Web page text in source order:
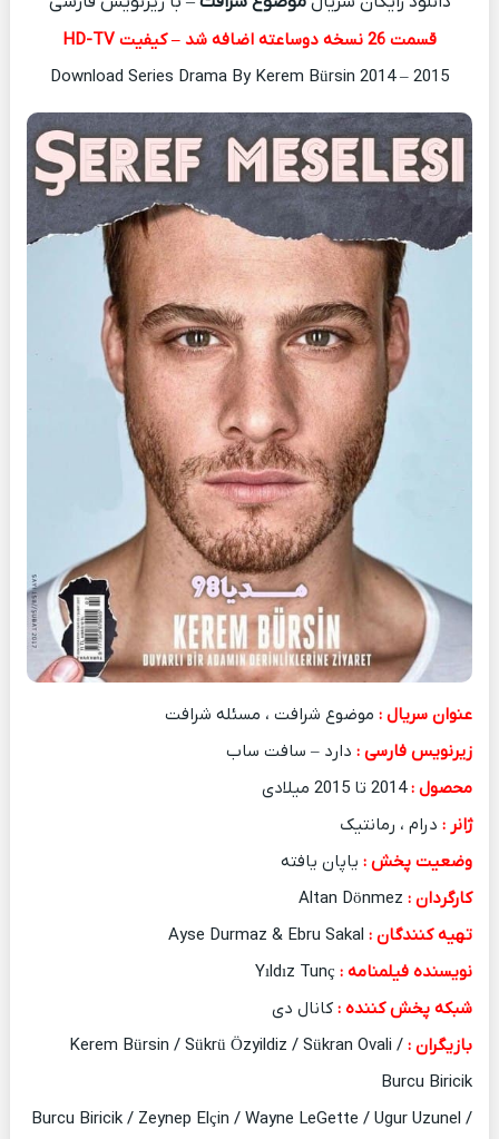
قسمت 26 نسخه دوساعته اضافه شد – کیفیت HD-TV
Download Series Drama By Kerem Bürsin 2014 – 2015
عنوان سریال :موضوع شرافت ، مسئله شرافت
زیرنویس فارسی :دارد – سافت ساب
محصول :2014 تا 2015 میلادی
ژانر :درام ، رمانتیک
وضعیت پخش :یاپان یافته
کارگردان :Altan Dönmez
تهیه کنندگان :Ayse Durmaz & Ebru Sakal
نویسنده فیلمنامه :Yıldız Tunç
شبکه پخش کننده :کانال دی
بازیگران : Kerem Bürsin / Sükrü Özyildiz / Sükran Ovali /
Burcu Biricik
Burcu Biricik / Zeynep Elçin / Wayne LeGette / Ugur Uzunel /